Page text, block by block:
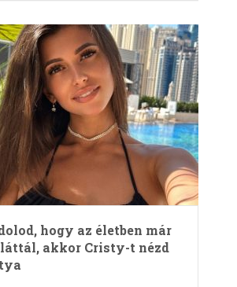
hogy az életben már
akkor Cristy-t nézd